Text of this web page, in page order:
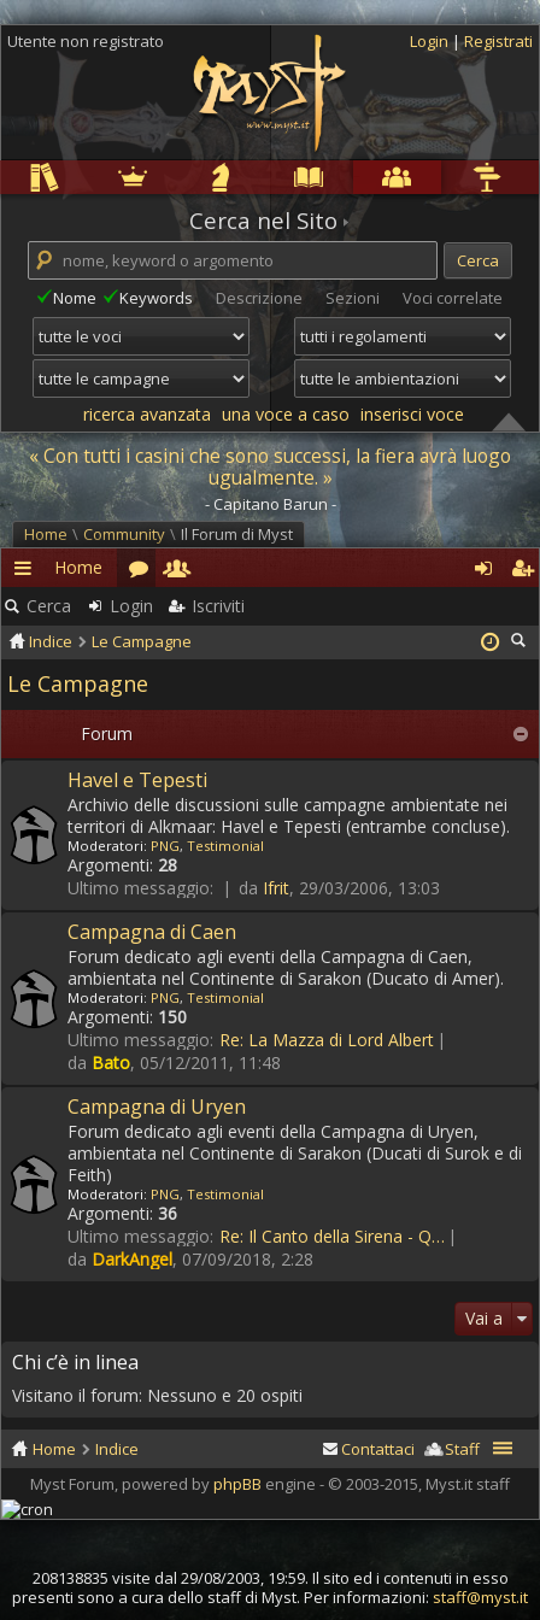
Utente non registrato Login |Registrati
Cerca nel Sito
Nome Keywords Descrizione Sezioni Voci correlate
ricerca avanzata una voce a caso inserisci voce
« Con tutti i casini che sono successi, la fiera avrà luogo
ugualmente. »
- Capitano Barun -
Home \ Community \ Il Forum di Myst
Rapidi
Home
Cerca
Login Iscriviti
Indice Le Campagne
Le Campagne
Forum
Havel e Tepesti
Archivio delle discussioni sulle campagne ambientate nei
territori di Alkmaar: Havel e Tepesti (entrambe concluse).
Moderatori: PNG, Testimonial
Argomenti: 28
Ultimo messaggio:
da Ifrit, 29/03/2006, 13:03
Campagna di Caen
Forum dedicato agli eventi della Campagna di Caen,
ambientata nel Continente di Sarakon (Ducato di Amer).
Moderatori: PNG, Testimonial
Argomenti: 150
Ultimo messaggio: Re: La Mazza di Lord Albert
da Bato, 05/12/2011, 11:48
Campagna di Uryen
Forum dedicato agli eventi della Campagna di Uryen,
ambientata nel Continente di Sarakon (Ducati di Surok e di
Feith)
Moderatori: PNG, Testimonial
Argomenti: 36
Ultimo messaggio: Re: Il Canto della Sirena - Q…
da DarkAngel, 07/09/2018, 2:28
Vai a
Chi c’è in linea
Visitano il forum: Nessuno e 20 ospiti
Home Indice Staff
Contattaci
Myst Forum, powered byphpBB engine - © 2003-2015, Myst.it staff
208138835 visite dal 29/08/2003, 19:59. Il sito ed i contenuti in esso
presenti sono a cura dello staff di Myst. Per informazioni: staff@myst.it